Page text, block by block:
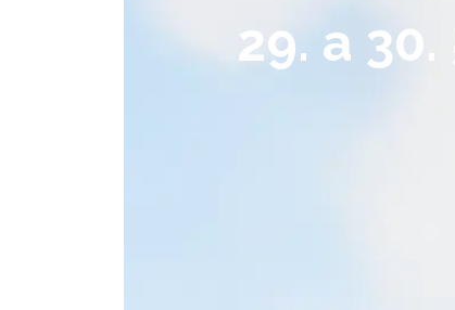
29. a